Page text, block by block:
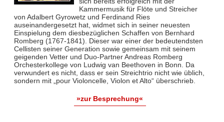
Kammermusik für Flöte und Streicher
von Adalbert Gyrowetz und Ferdinand Ries
auseinandergesetzt hat, widmet sich in seiner neuesten
Einspielung dem diesbezüglichen Schaffen von Bernhard
Romberg (1767-1841). Dieser war einer der bedeutendsten
Cellisten seiner Generation sowie gemeinsam mit seinem
geigenden Vetter und Duo-Partner Andreas Romberg
Orchesterkollege von Ludwig van Beethoven in Bonn. Da
verwundert es nicht, dass er sein Streichtrio nicht wie üblich,
sondern mit „pour Violoncelle, Violon et Alto“ überschrieb.
»zur Besprechung«